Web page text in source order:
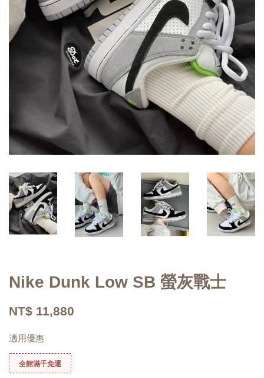
Nike Dunk Low SB 螢灰戰士
NT$ 11,880
適用優惠
全館滿千免運